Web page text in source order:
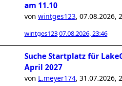
am 11.10
von wintges123, 07.08.2026,
wintges12307.08.2026, 23:46
Suche Startplatz für
April 2027
von L.meyer174, 31.07.2026,